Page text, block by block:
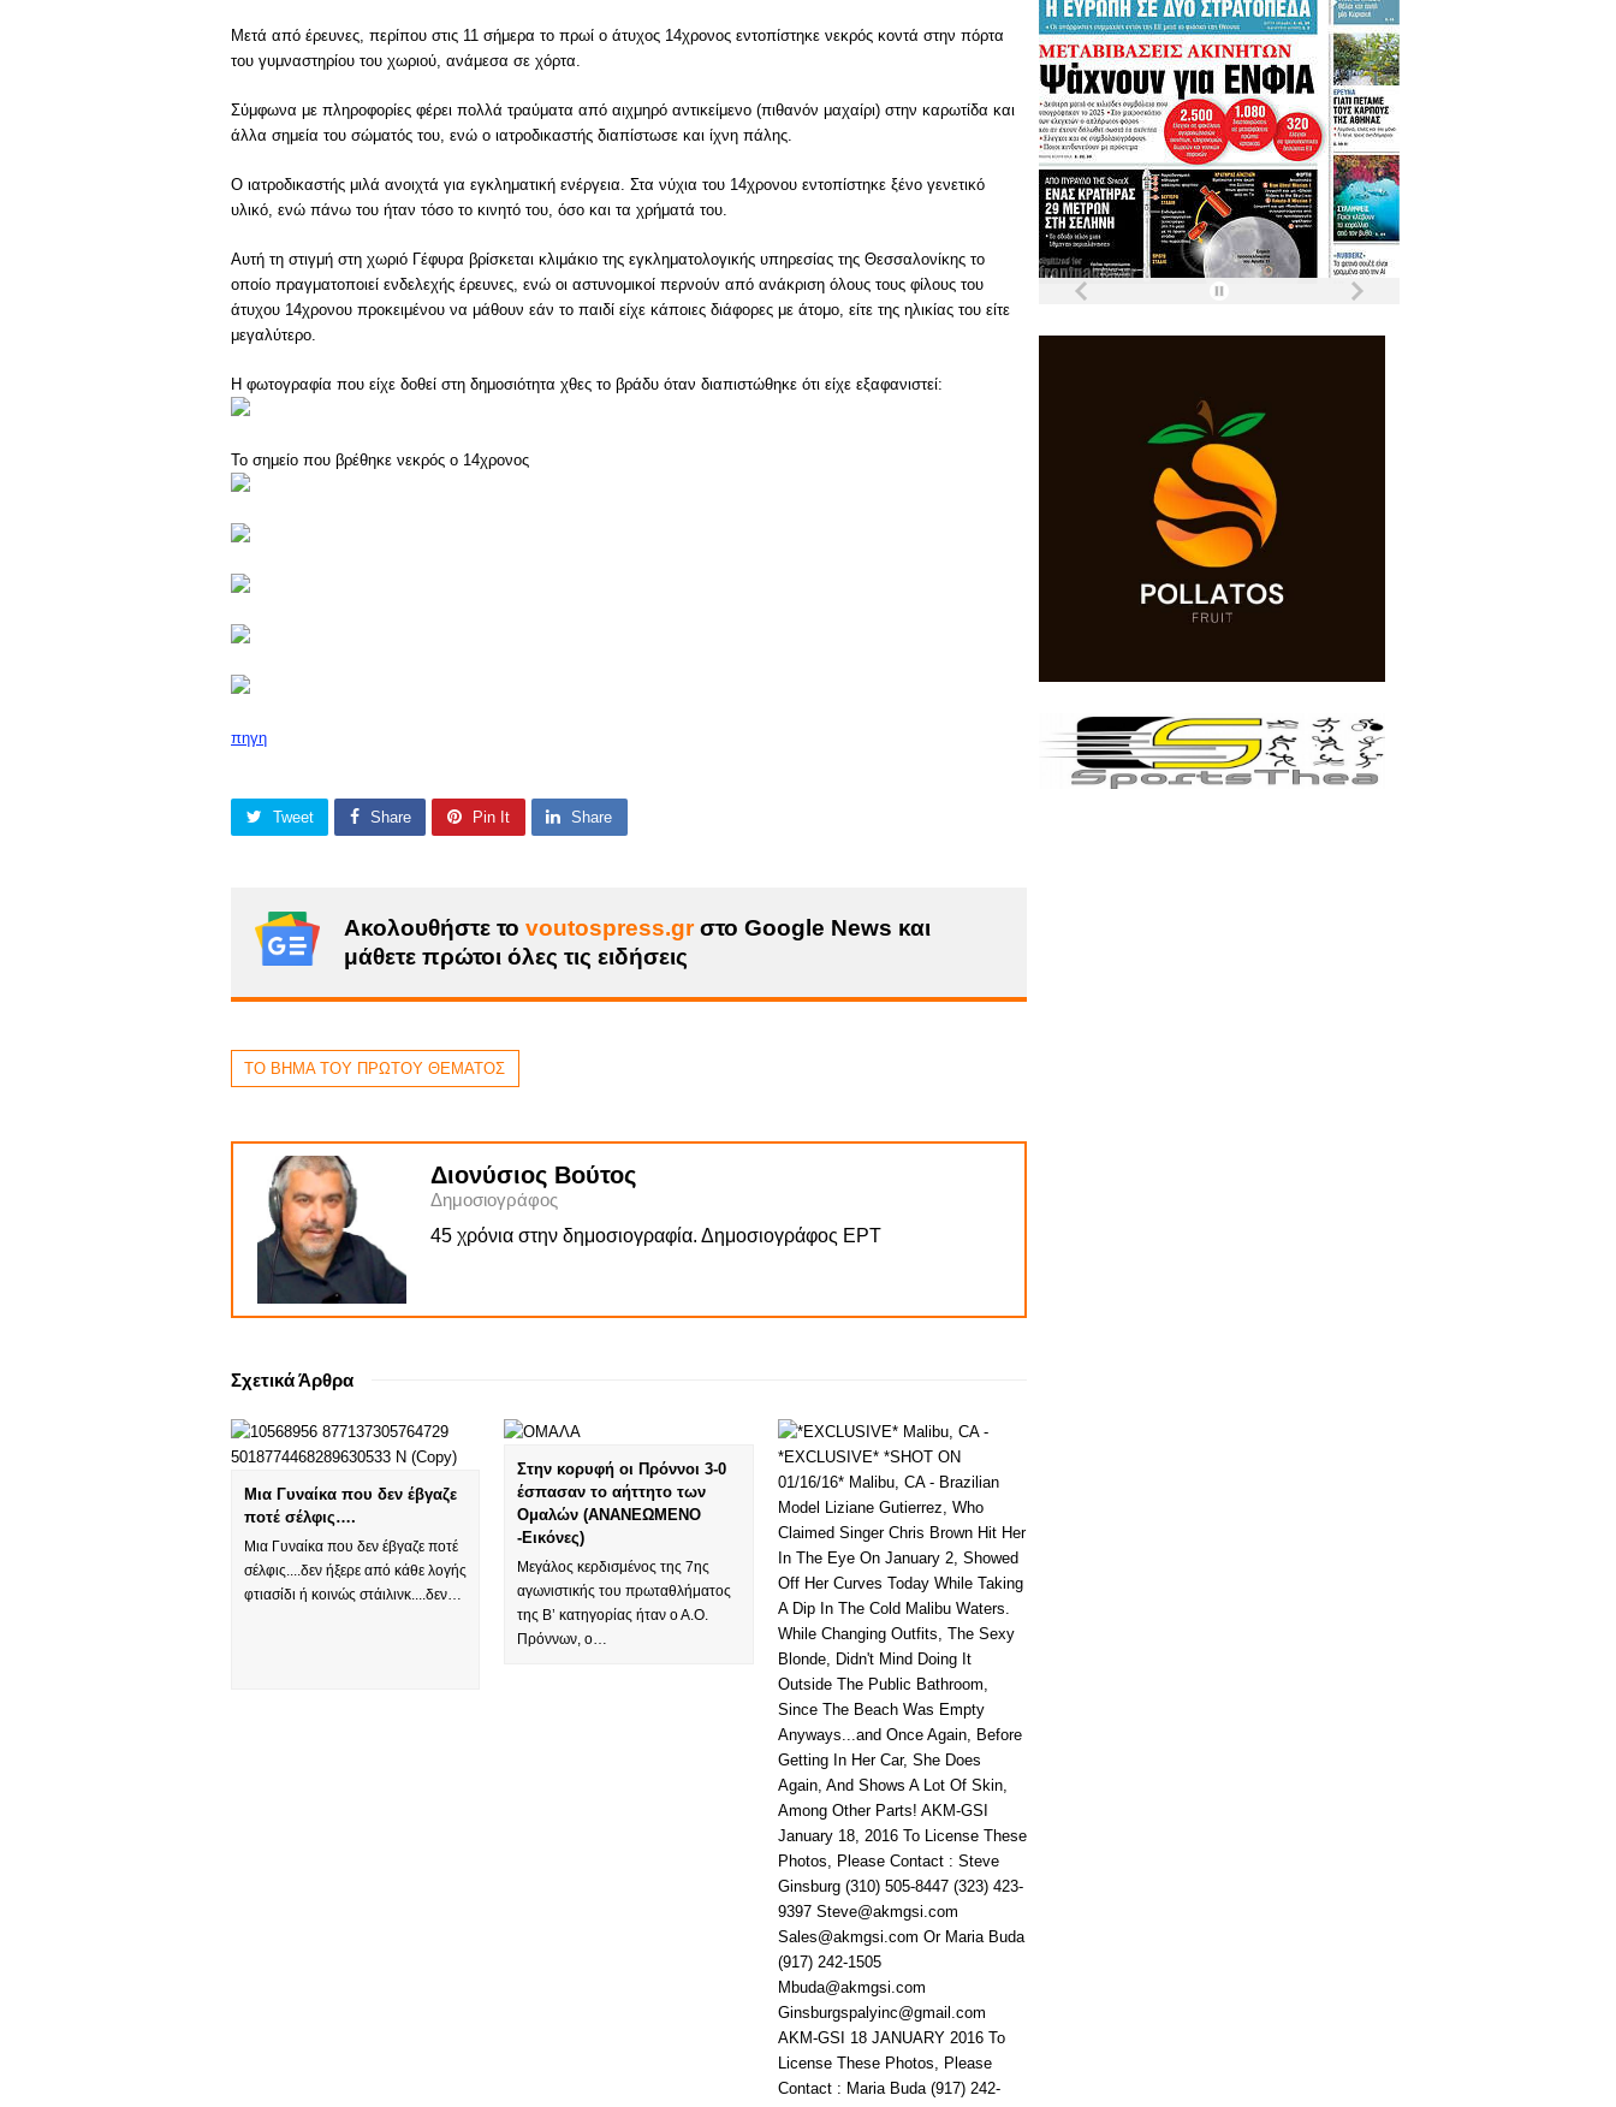
Μετά από έρευνες, περίπου στις 11 σήμερα το πρωί ο άτυχος 14χρονος εντοπίστηκε νεκρός κοντά στην πόρτα
του γυμναστηρίου του χωριού, ανάμεσα σε χόρτα.
Σύμφωνα με πληροφορίες φέρει πολλά τραύματα από αιχμηρό αντικείμενο (πιθανόν μαχαίρι) στην καρωτίδα και
άλλα σημεία του σώματός του, ενώ ο ιατροδικαστής διαπίστωσε και ίχνη πάλης.
Ο ιατροδικαστής μιλά ανοιχτά για εγκληματική ενέργεια. Στα νύχια του 14χρονου εντοπίστηκε ξένο γενετικό
υλικό, ενώ πάνω του ήταν τόσο το κινητό του, όσο και τα χρήματά του.
Αυτή τη στιγμή στη χωριό Γέφυρα βρίσκεται κλιμάκιο της εγκληματολογικής υπηρεσίας της Θεσσαλονίκης το
οποίο πραγματοποιεί ενδελεχής έρευνες, ενώ οι αστυνομικοί περνούν από ανάκριση όλους τους φίλους του
άτυχου 14χρονου προκειμένου να μάθουν εάν το παιδί είχε κάποιες διάφορες με άτομο, είτε της ηλικίας του είτε
μεγαλύτερο.
Η φωτογραφία που είχε δοθεί στη δημοσιότητα χθες το βράδυ όταν διαπιστώθηκε ότι είχε εξαφανιστεί:
Το σημείο που βρέθηκε νεκρός ο 14χρονος
πηγη
Tweet Share Pin It Share
Ακολουθήστε τοvoutospress.grστο Google News και
μάθετε πρώτοι όλες τις ειδήσεις
ΤΟ ΒΗΜΑ ΤΟΥ ΠΡΩΤΟΥ ΘΕΜΑΤΟΣ
Διονύσιος Βούτος
Δημοσιογράφος
45 χρόνια στην δημοσιογραφία. Δημοσιογράφος ΕΡΤ
Σχετικά Άρθρα
Μια Γυναίκα που δεν έβγαζε
ποτέ σέλφις….
Μια Γυναίκα που δεν έβγαζε ποτέ
σέλφις....δεν ήξερε από κάθε λογής
φτιασίδι ή κοινώς στάιλινκ....δεν…
Στην κορυφή οι Πρόννοι 3-0
έσπασαν το αήττητο των
Ομαλών (ΑΝΑΝΕΩΜΕΝΟ
-Εικόνες)
Μεγάλος κερδισμένος της 7ης
αγωνιστικής του πρωταθλήματος
της Β’ κατηγορίας ήταν ο Α.Ο.
Πρόννων, ο…